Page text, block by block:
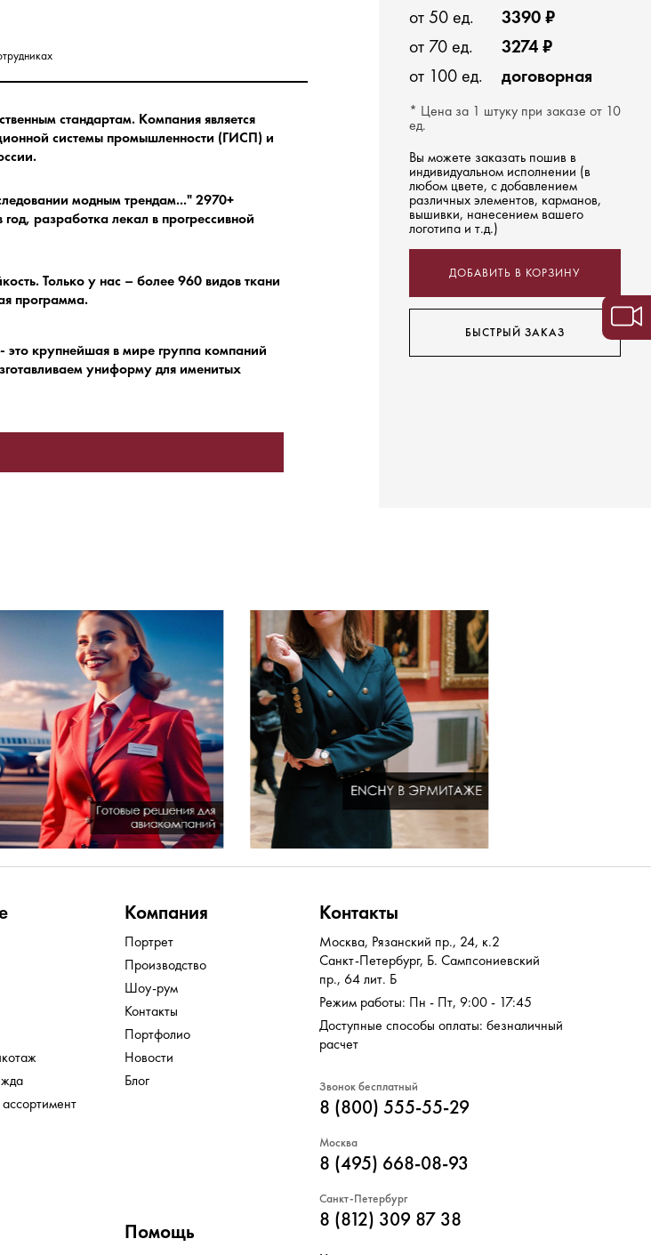
стандартам. Компания является
системы промышленности (ГИСП) и
модным трендам..." 2970+
разработка лекал в прогрессивной
Только у нас – более 960 видов ткани
программа.
это крупнейшая в мире группа компаний
униформу для именитых
от 50 ед.
3390 ₽
от 70 ед.
3274 ₽
от 100 ед.
договорная
* Цена за 1 штуку при заказе от 10
ед.
Вы можете заказать пошив в
индивидуальном исполнении (в
любом цвете, с добавлением
различных элементов, карманов,
вышивки, нанесением вашего
логотипа и т.д.)
ДОБАВИТЬ В КОРЗИНУ
БЫСТРЫЙ ЗАКАЗ
Компания
Портрет
Производство
Шоу-рум
Контакты
Портфолио
Новости
Блог
Помощь
Контакты
Москва, Рязанский пр., 24, к.2
Санкт-Петербург, Б. Сампсониевский
пр., 64 лит. Б
Режим работы: Пн - Пт, 9:00 - 17:45
Доступные способы оплаты: безналичный
расчет
Звонок бесплатный
8 (800) 555-55-29
Москва
8 (495) 668-08-93
Санкт-Петербург
8 (812) 309 87 38